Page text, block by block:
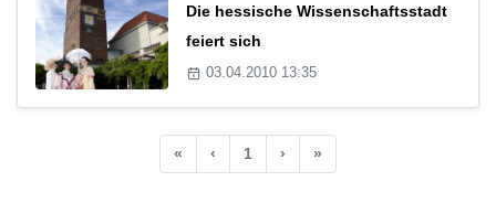
Die hessische Wissenschaftsstadt
feiert sich
03.04.2010 13:35
« ‹ 1 › »